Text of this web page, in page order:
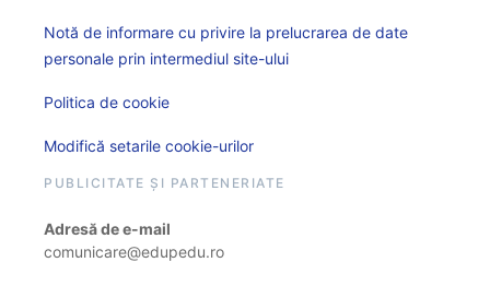
Notă de informare cu privire la prelucrarea de date
personale prin intermediul site-ului
Politica de cookie
Modifică setarile cookie-urilor
PUBLICITATE ȘI PARTENERIATE
Adresă de e-mail
comunicare@edupedu.ro